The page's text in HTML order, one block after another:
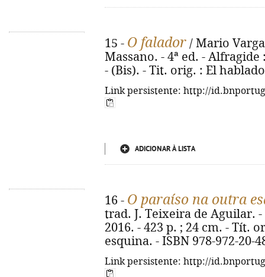
15 - O falador / Mario
Massano. - 4ª ed. - Alfragide
- (Bis). - Tit. orig. : El
Link persistente: http://
ADICIONAR À LISTA
16 - O paraíso na outra
trad. J. Teixeira de Aguilar.
2016. - 423 p. ; 24 cm. - Tít.
esquina. - ISBN 978-972-20-
Link persistente: http://